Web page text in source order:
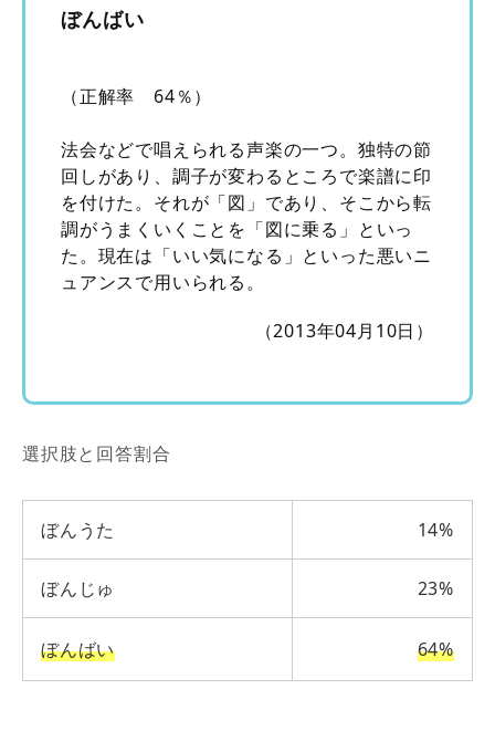
ぼんばい
（正解率 64％）
法会などで唱えられる声楽の一つ。独特の節
回しがあり、調子が変わるところで楽譜に印
を付けた。それが「図」であり、そこから転
調がうまくいくことを「図に乗る」といっ
た。現在は「いい気になる」といった悪いニ
ュアンスで用いられる。
（2013年04月10日）
選択肢と回答割合
ぼんうた 14%
ぼんじゅ 23%
ぼんばい 64%